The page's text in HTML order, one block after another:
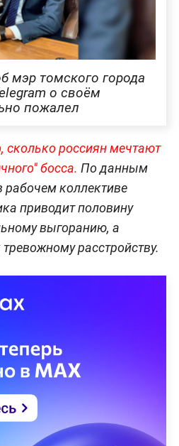
мэр томского города
о своём
пожалел
сколько россиян мечтают
босса. По данным
рабочем коллективе
приводит половину
выгоранию, а
расстройству.